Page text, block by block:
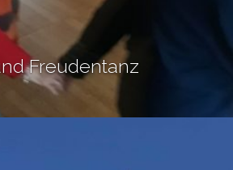
Freudentanz